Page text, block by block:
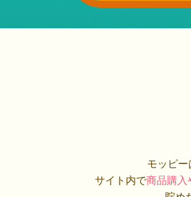
モッピ
サイト内で商品購入